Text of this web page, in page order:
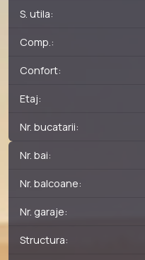
S. utila:
Comp.:
Confort:
Etaj:
Nr. bucatarii:
Nr. bai:
Nr. balcoane:
Nr. garaje:
Structura: